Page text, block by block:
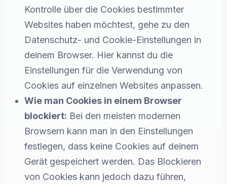
Kontrolle über die Cookies bestimmter
Websites haben möchtest, gehe zu den
Datenschutz- und Cookie-Einstellungen in
deinem Browser. Hier kannst du die
Einstellungen für die Verwendung von
Cookies auf einzelnen Websites anpassen.
Wie man Cookies in einem Browser
blockiert: Bei den meisten modernen
Browsern kann man in den Einstellungen
festlegen, dass keine Cookies auf deinem
Gerät gespeichert werden. Das Blockieren
von Cookies kann jedoch dazu führen,